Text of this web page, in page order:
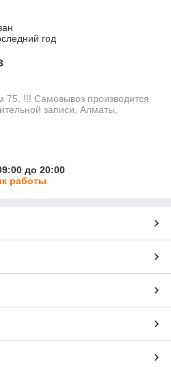
год
75. !!! Самовывоз производится
записи, Алматы,
до 20:00
работы